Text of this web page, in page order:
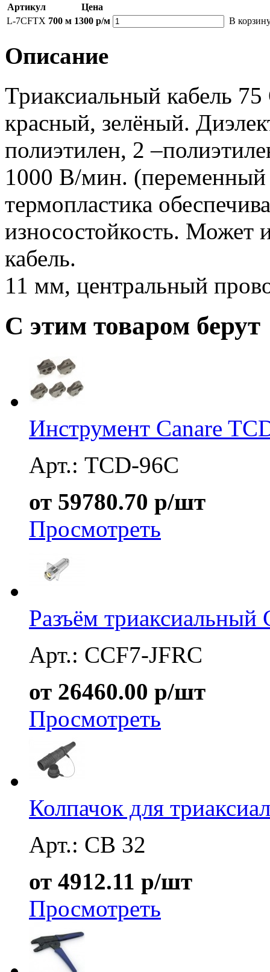
Артикул
Цена
L-7CFTX 700 м 1300 р/м В
Описание
Триаксиальный кабель
красный, зелёный.
полиэтилен, 2
1000 В/мин. (переменный
термопластика
износостойкость. Может
кабель.
11 мм, центральный
С этим товаром берут
Инструмент Canare
Арт.: TCD-96C
от 59780.70 р/шт
Просмотреть
Разъём триаксиальный
Арт.: CCF7-JFRC
от 26460.00 р/шт
Просмотреть
Колпачок для
Арт.: CB 32
от 4912.11 р/шт
Просмотреть